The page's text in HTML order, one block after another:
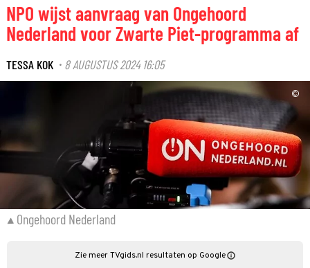
NPO wijst aanvraag van Ongehoord
Nederland voor Zwarte Piet-programma af
TESSA KOK · 8 AUGUSTUS 2024 16:05
©
Ongehoord Nederland
Zie meer TVgids.nl resultaten op Google